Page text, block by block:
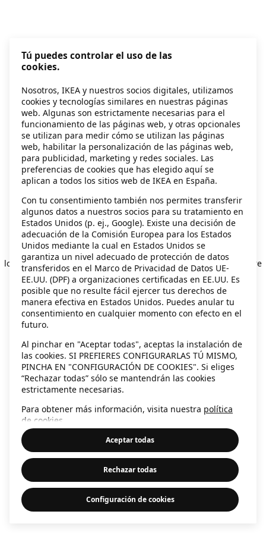
Application error: a client-side exception has occurred
loadingsecondhand.ikea.com (see the browser console for more
information).
Tú puedes controlar el uso de las
cookies.
Nosotros, IKEA y nuestros socios digitales, utilizamos
cookies y tecnologías similares en nuestras páginas
web. Algunas son estrictamente necesarias para el
funcionamiento de las páginas web, y otras opcionales
se utilizan para medir cómo se utilizan las páginas
web, habilitar la personalización de las páginas web,
para publicidad, marketing y redes sociales. Las
preferencias de cookies que has elegido aquí se
aplican a todos los sitios web de IKEA en España.
Con tu consentimiento también nos permites transferir
algunos datos a nuestros socios para su tratamiento en
Estados Unidos (p. ej., Google). Existe una decisión de
adecuación de la Comisión Europea para los Estados
Unidos mediante la cual en Estados Unidos se
garantiza un nivel adecuado de protección de datos
transferidos en el Marco de Privacidad de Datos UE-
EE.UU. (DPF) a organizaciones certificadas en EE.UU. Es
posible que no resulte fácil ejercer tus derechos de
manera efectiva en Estados Unidos. Puedes anular tu
consentimiento en cualquier momento con efecto en el
futuro.
Al pinchar en "Aceptar todas", aceptas la instalación de
las cookies. SI PREFIERES CONFIGURARLAS TÚ MISMO,
PINCHA EN "CONFIGURACIÓN DE COOKIES". Si eliges
“Rechazar todas” sólo se mantendrán las cookies
estrictamente necesarias.
Para obtener más información, visita nuestra política
de cookies
Aceptar todas
Rechazar todas
Configuración de cookies